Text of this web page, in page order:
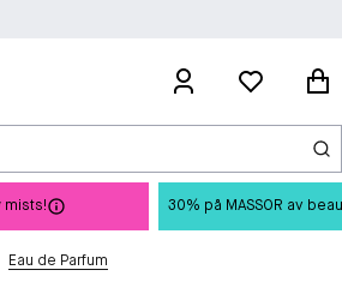
mists! 30% på MASSOR av
Eau de Parfum